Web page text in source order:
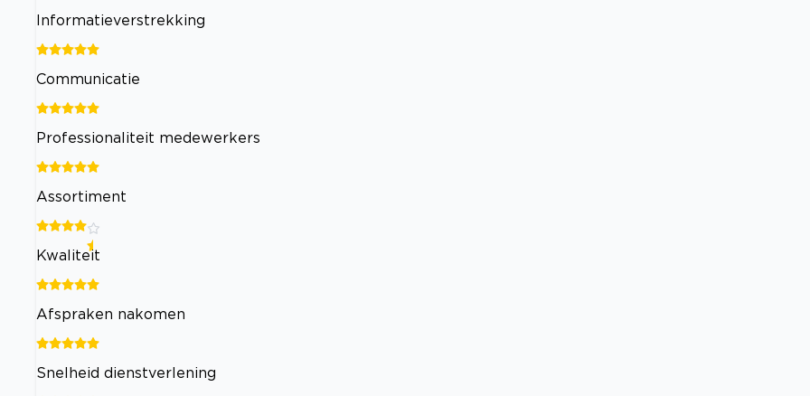
Informatieverstrekking
Communicatie
Professionaliteit medewerkers
Assortiment
Kwaliteit
Afspraken nakomen
Snelheid dienstverlening